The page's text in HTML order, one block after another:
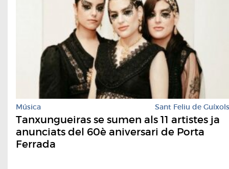
Música Sant Feliu de Guíxols
Tanxungueiras se sumen als 11 artistes ja
anunciats del 60è aniversari de Porta
Ferrada